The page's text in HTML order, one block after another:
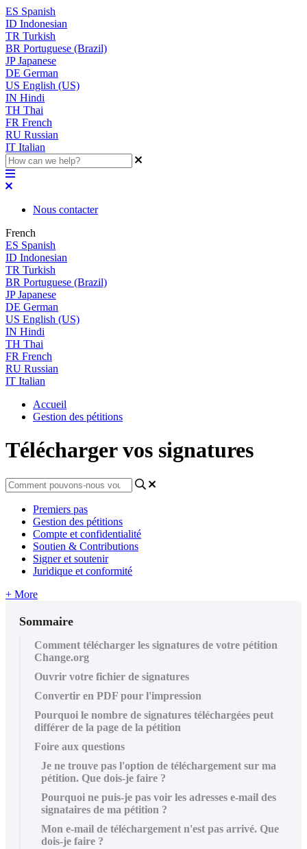
ES Spanish
ID Indonesian
TR Turkish
BR Portuguese (Brazil)
JP Japanese
DE German
US English (US)
IN Hindi
TH Thai
FR French
RU Russian
IT Italian
Nous contacter
French
ES Spanish
ID Indonesian
TR Turkish
BR Portuguese (Brazil)
JP Japanese
DE German
US English (US)
IN Hindi
TH Thai
FR French
RU Russian
IT Italian
Accueil
Gestion des pétitions
Télécharger vos signatures
Premiers pas
Gestion des pétitions
Compte et confidentialité
Soutien & Contributions
Signer et soutenir
Juridique et conformité
+ More
Sommaire
Comment télécharger les signatures de votre pétition
Change.org
Ouvrir votre fichier de signatures
Convertir en PDF pour l'impression
Pourquoi le nombre de signatures téléchargées peut
différer de la page de la pétition
Foire aux questions
Je ne trouve pas l'option de téléchargement sur ma
pétition. Que dois-je faire ?
Pourquoi ne puis-je pas voir les adresses e-mail des
signataires de ma pétition ?
Mon e-mail de téléchargement n'est pas arrivé. Que
dois-je faire ?